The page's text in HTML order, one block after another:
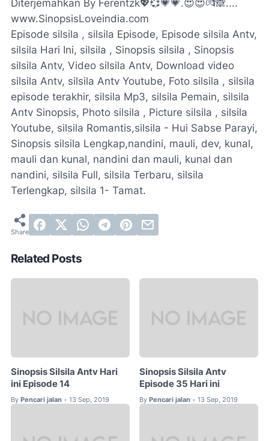
Diterjemahkan By Ferentzk💖💞💗💗.😍😍💏🙈....
www.SinopsisLoveindia.com
Episode silsila , silsila Episode, Episode silsila Antv,
silsila Hari Ini, silsila , Sinopsis silsila , Sinopsis
silsila Antv, Video silsila Antv, Download video
silsila Antv, silsila Antv Youtube, Foto silsila , silsila
episode terakhir, silsila Mp3, silsila Pemain, silsila
Antv Sinopsis, Photo silsila , Picture silsila , silsila
Youtube, silsila Romantis,silsila - Hui Sabse Parayi,
Sinopsis silsila Lengkap,nandini, mauli, dev, kunal,
mauli dan kunal, nandini dan mauli, kunal dan
nandini, silsila Full, silsila Terbaru, silsila
Terlengkap, silsila 1- Tamat.
Related Posts
Sinopsis Silsila Antv Hari
ini Episode 14
By Pencari jalan • 13 Sep, 2019
Sinopsis Silsila Antv
Episode 35 Hari ini
By Pencari jalan • 13 Sep, 2019